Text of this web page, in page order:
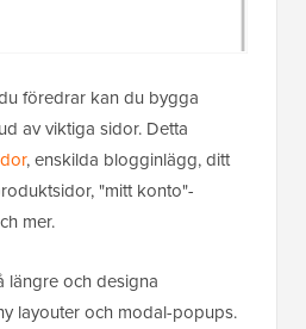
föredrar kan du bygga
av viktiga sidor. Detta
, enskilda blogginlägg, ditt
"mitt konto"-
mer.
längre och designa
layouter och modal-popups.